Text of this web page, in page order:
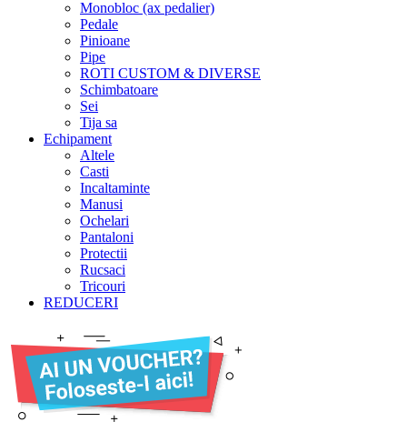
Monobloc (ax pedalier)
Pedale
Pinioane
Pipe
ROTI CUSTOM & DIVERSE
Schimbatoare
Sei
Tija sa
Echipament
Altele
Casti
Incaltaminte
Manusi
Ochelari
Pantaloni
Protectii
Rucsaci
Tricouri
REDUCERI